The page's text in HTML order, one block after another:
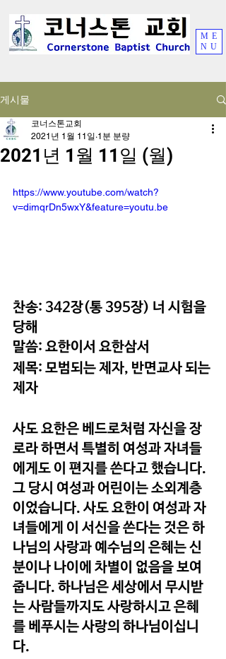
ME
NU
게시물
2021년 1월 11일 (월)
코너스톤교회
2021년 1월 11일 1분 분량
https://www.youtube.com/watch?
v=dimqrDn5wxY&feature=youtu.be
찬송: 342장(통 395장) 너 시험을
당해
말씀: 요한이서 요한삼서
제목: 모범되는 제자, 반면교사 되는
제자
사도 요한은 베드로처럼 자신을 장
로라 하면서 특별히 여성과 자녀들
에게도 이 편지를 쓴다고 했습니다.
그 당시 여성과 어린이는 소외계층
이었습니다. 사도 요한이 여성과 자
녀들에게 이 서신을 쓴다는 것은 하
나님의 사랑과 예수님의 은혜는 신
분이나 나이에 차별이 없음을 보여
줍니다. 하나님은 세상에서 무시받
는 사람들까지도 사랑하시고 은혜
를 베푸시는 사랑의 하나님이십니
다.